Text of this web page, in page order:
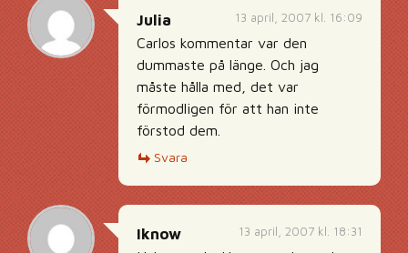
13 april, 2007 kl. 16:09
Julia
Carlos kommentar var den
dummaste på länge. Och jag
måste hålla med, det var
förmodligen för att han inte
förstod dem.
Svara
13 april, 2007 kl. 18:31
Iknow